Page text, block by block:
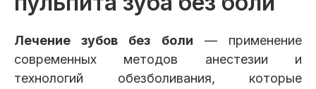
Лечение зубов без боли — применение
современных методов анестезии и
технологий обезболивания, которые